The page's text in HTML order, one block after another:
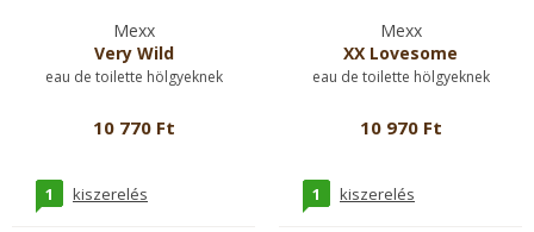
Mexx
Very Wild
eau de toilette hölgyeknek
10 770 Ft
1 kiszerelés
Mexx
XX Lovesome
eau de toilette hölgyeknek
10 970 Ft
1 kiszerelés